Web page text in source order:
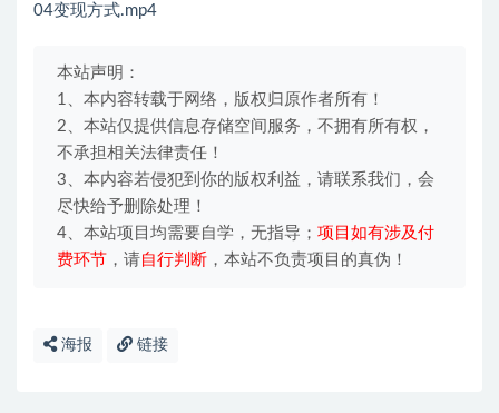
04变现方式.mp4
本站声明：
1、本内容转载于网络，版权归原作者所有！
2、本站仅提供信息存储空间服务，不拥有所有权，
不承担相关法律责任！
3、本内容若侵犯到你的版权利益，请联系我们，会
尽快给予删除处理！
4、本站项目均需要自学，无指导； 项目如有涉及付
费环节 ，请自行判断 ，本站不负责项目的真伪！
海报 链接